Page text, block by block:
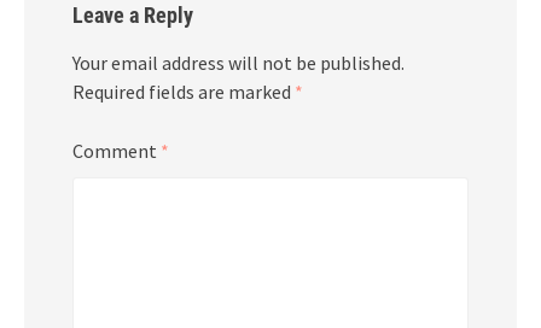
Leave a Reply
Your email address will not be published.
Required fields are marked *
Comment *